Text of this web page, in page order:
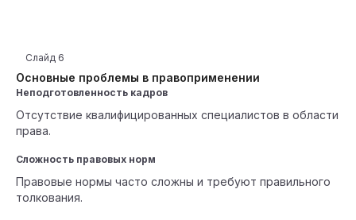
Основные проблемы в правоприменении
Слайд 6
Неподготовленность кадров
Отсутствие квалифицированных специалистов в области
права.
Сложность правовых норм
Правовые нормы часто сложны и требуют правильного
толкования.